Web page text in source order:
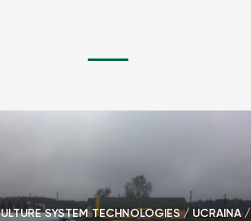
SYSTEM TECHNOLOGIES / UCRAINA /